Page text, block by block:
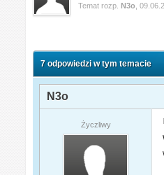
Temat rozp.N3o ,
7 odpowiedzi w tym temacie
N3o
Życzliwy